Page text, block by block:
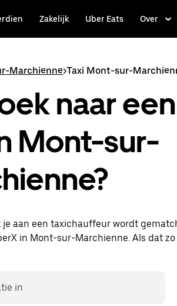
Zakelijk Uber Eats Over
Marchienne>Taxi Mont-sur-
naar een
Mont-sur-
je aan een taxichauffeur wordt
in Mont-sur-Marchienne. Als dat zo
24/7 beschikbaarheid en
je bestemming.
in